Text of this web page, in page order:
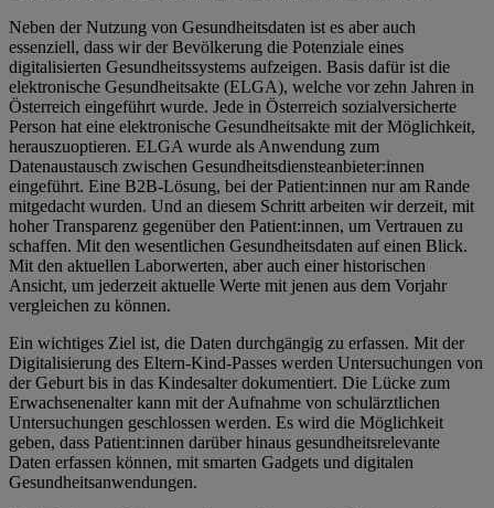
Neben der Nutzung von Gesundheitsdaten ist es aber auch
essenziell, dass wir der Bevölkerung die Potenziale eines
digitalisierten Gesundheitssystems aufzeigen. Basis dafür ist die
elektronische Gesundheitsakte (ELGA), welche vor zehn Jahren in
Österreich eingeführt wurde. Jede in Österreich sozialversicherte
Person hat eine elektronische Gesundheitsakte mit der Möglichkeit,
herauszuoptieren. ELGA wurde als Anwendung zum
Datenaustausch zwischen Gesundheitsdiensteanbieter:innen
eingeführt. Eine B2B-Lösung, bei der Patient:innen nur am Rande
mitgedacht wurden. Und an diesem Schritt arbeiten wir derzeit, mit
hoher Transparenz gegenüber den Patient:innen, um Vertrauen zu
schaffen. Mit den wesentlichen Gesundheitsdaten auf einen Blick.
Mit den aktuellen Laborwerten, aber auch einer historischen
Ansicht, um jederzeit aktuelle Werte mit jenen aus dem Vorjahr
vergleichen zu können.
Ein wichtiges Ziel ist, die Daten durchgängig zu erfassen. Mit der
Digitalisierung des Eltern-Kind-Passes werden Untersuchungen von
der Geburt bis in das Kindesalter dokumentiert. Die Lücke zum
Erwachsenenalter kann mit der Aufnahme von schulärztlichen
Untersuchungen geschlossen werden. Es wird die Möglichkeit
geben, dass Patient:innen darüber hinaus gesundheitsrelevante
Daten erfassen können, mit smarten Gadgets und digitalen
Gesundheitsanwendungen.